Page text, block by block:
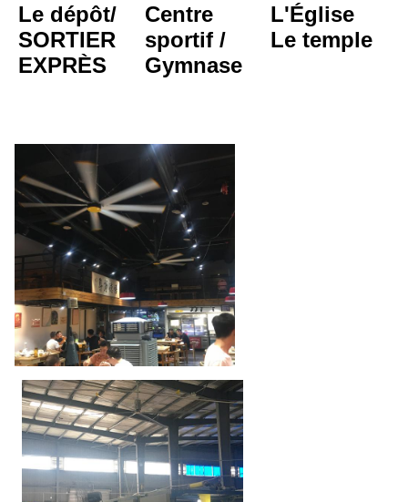
Le dépôt/
SORTIER
EXPRÈS
Centre
sportif /
Gymnase
L'Église
Le temple